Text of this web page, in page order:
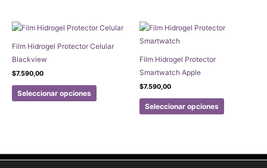
múltiples
Las
de
múltiples
de
Film Hidrogel Protector Celular
Blackview
$7.590,00
Seleccionar opciones
Este
producto
Las
Film Hidrogel Protector
Smartwatch Apple
$7.590,00
Seleccionar opciones
Este
producto
variantes.